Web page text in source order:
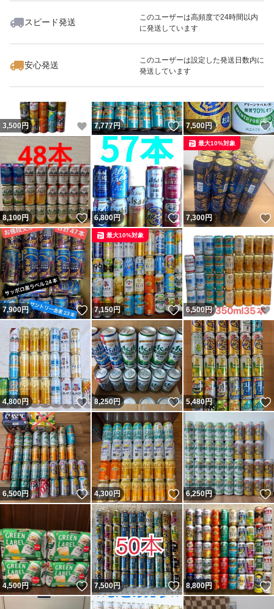
スピード発送
このユーザーは高頻度で24時間以内
に発送しています
安心発送
このユーザーは設定した発送日数内に
発送しています
いいね！
9,000
3,500円 いいね！
7,777円 いいね！
7,500円
8,100円 いいね！
6,800円 いいね！
7,300円
最大10%対象
7,900円 いいね！
7,150円 いいね！
最大10%対象
6,500円
4,800円 いいね！
8,250円 いいね！
5,480円
6,500円 いいね！
4,300円 いいね！
6,250円
4,500円 いいね！
7,500円 いいね！
8,800円